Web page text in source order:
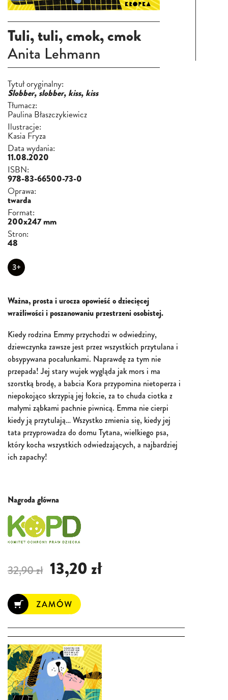
Tuli, tuli, cmok, cmok
Anita Lehmann
Tytuł oryginalny:
Slobber, slobber, kiss, kiss
Tłumacz:
Paulina Błaszczykiewicz
Ilustracje:
Kasia Fryza
Data wydania:
11.08.2020
ISBN:
978-83-66500-73-0
Oprawa:
twarda
Format:
200x247 mm
Stron:
48
3+
Ważna, prosta i urocza opowieść o dziecięcej
wrażliwości i poszanowaniu przestrzeni osobistej.
Kiedy rodzina Emmy przychodzi w odwiedziny,
dziewczynka zawsze jest przez wszystkich przytulana i
obsypywana pocałunkami. Naprawdę za tym nie
przepada! Jej stary wujek wygląda jak mors i ma
szorstką brodę, a babcia Kora przypomina nietoperza i
niepokojąco skrzypią jej łokcie, za to chuda ciotka z
małymi ząbkami pachnie piwnicą. Emma nie cierpi
kiedy ją przytulają… Wszystko zmienia się, kiedy jej
tata przyprowadza do domu Tytana, wielkiego psa,
który kocha wszystkich odwiedzających, a najbardziej
ich zapachy!
Nagroda główna
32,90 zł 13,20 zł